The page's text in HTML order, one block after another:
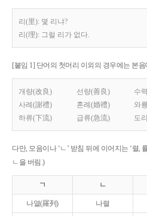
리(里): 몇 리냐?
리(理): 그럴 리가 없다.
[붙임 1] 단어의 첫머리 이외의 경우에는 본
개량(改良) 선량(善良) 수
사례(謝禮)
혼례(婚禮) 와
하류(下流)
급류(急流) 도
다만, 모음이나 ‘ㄴ’ 받침 뒤에 이어지는 ‘렬,
ㄴ을 버림.)
ㄱ ㄴ
나열(羅列) 나렬